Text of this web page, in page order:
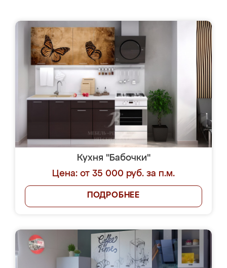
Кухня "Бабочки"
Цена: от 35 000 руб. за п.м.
ПОДРОБНЕЕ